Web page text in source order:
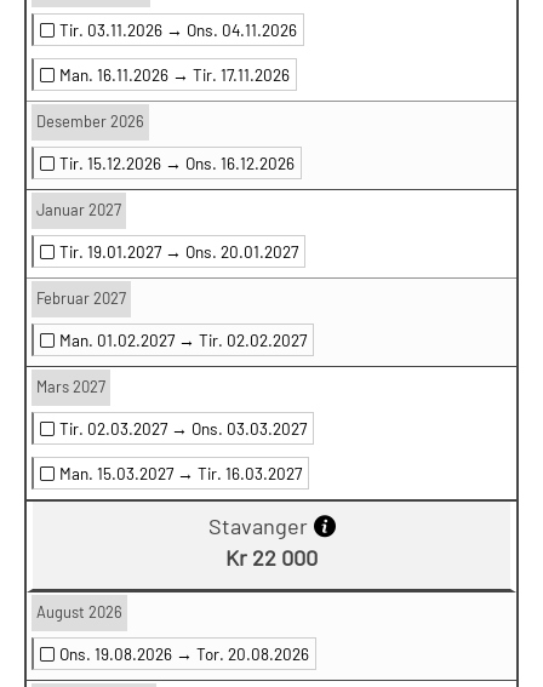
Tir. 03.11.2026 → Ons. 04.11.2026
Man. 16.11.2026 → Tir. 17.11.2026
Desember 2026
Tir. 15.12.2026 → Ons. 16.12.2026
Januar 2027
Tir. 19.01.2027 → Ons. 20.01.2027
Februar 2027
Man. 01.02.2027 → Tir. 02.02.2027
Mars 2027
Tir. 02.03.2027 → Ons. 03.03.2027
Man. 15.03.2027 → Tir. 16.03.2027
Stavanger
Kr 22 000
August 2026
Ons. 19.08.2026 → Tor. 20.08.2026